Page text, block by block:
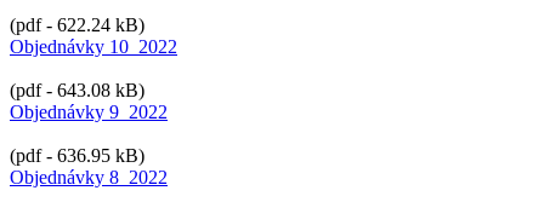
(pdf - 622.24 kB)
Objednávky 10_2022
(pdf - 643.08 kB)
Objednávky 9_2022
(pdf - 636.95 kB)
Objednávky 8_2022